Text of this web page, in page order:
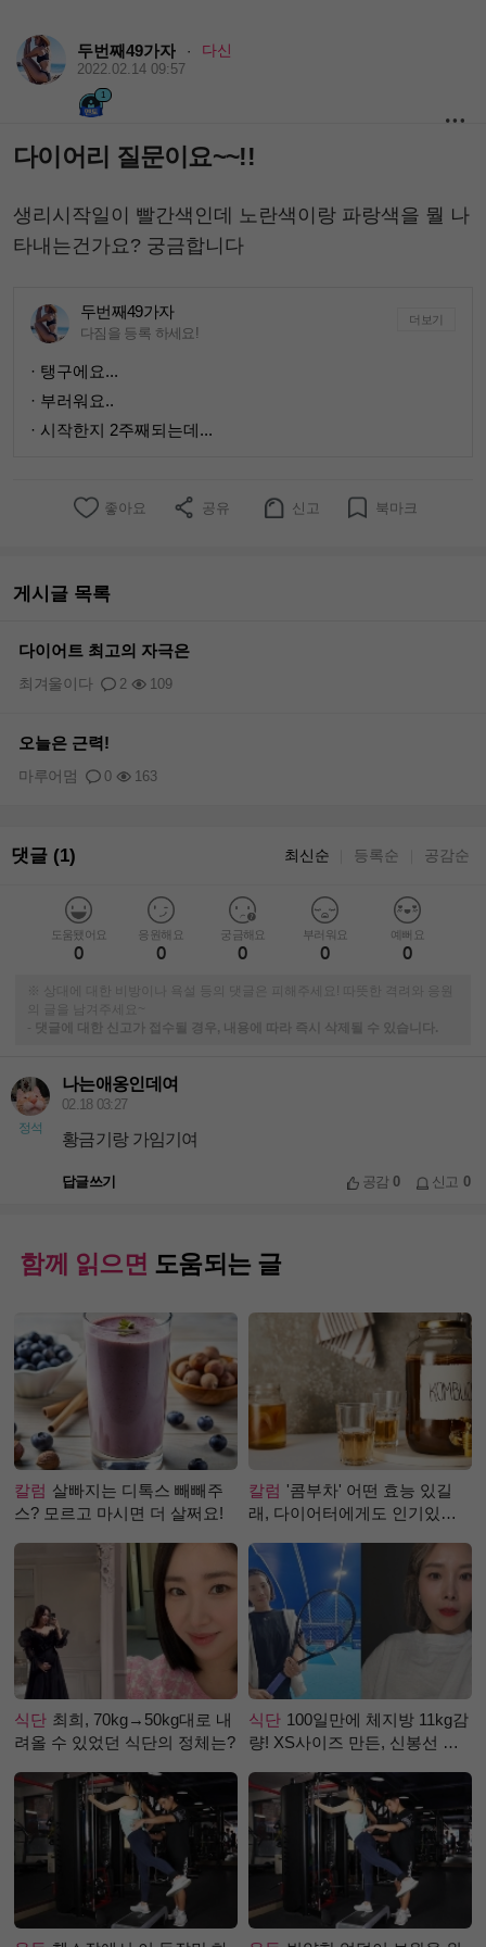
두번째49가자 · 다신
2022.02.14 09:57
1
다이어리 질문이요~~!!
생리시작일이 빨간색인데 노란색이랑 파랑색을 뭘 나
타내는건가요? 궁금합니다
두번째49가자
다짐을 등록 하세요!
더보기
· 탱구에요...
· 부러워요..
· 시작한지 2주째되는데...
좋아요 공유 신고 북마크
게시글 목록
다이어트 최고의 자극은
2 109
최겨울이다
오늘은 근력!
0 163
마루어멈
댓글 (1) 최신순 등록순 공감순
도움됐어요
0
응원해요
0
궁금해요
0
부러워요
0
예뻐요
0
※ 상대에 대한 비방이나 욕설 등의 댓글은 피해주세요! 따뜻한 격려와 응원
의 글을 남겨주세요~
-
댓글에 대한 신고가 접수될 경우, 내용에 따라 즉시 삭제될 수 있습니다.
정석
나는애옹인데여
02.18 03:27
황금기랑 가임기여
답글쓰기 공감0 신고 0
함께 읽으면 도움되는 글
칼럼 살빠지는 디톡스 빼빼주
스? 모르고 마시면 더 살쩌요!
칼럼 '콤부차' 어떤 효능 있길
래, 다이어터에게도 인기있는
식단 최희, 70kg→50kg대로 내
려올 수 있었던 식단의 정체는?
식단 100일만에 체지방 11kg감
량! XS사이즈 만든, 신봉선 식